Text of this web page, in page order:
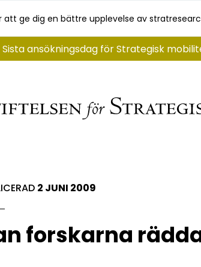
att ge dig en bättre upplevelse av
Sista ansökningsdag för Strategisk
2 JUNI 2009
forskarna